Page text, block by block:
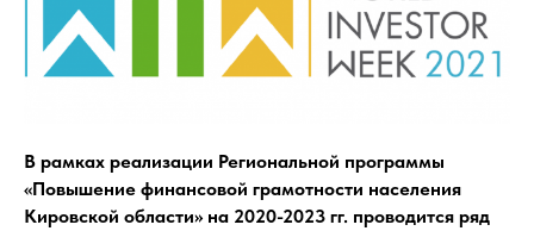
В рамках реализации Региональной программы
«Повышение финансовой грамотности населения
Кировской области» на 2020-2023 гг. проводится ряд